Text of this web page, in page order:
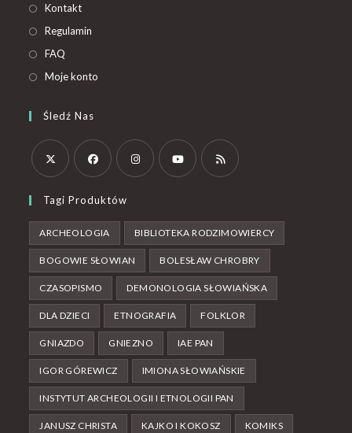
Kontakt
Regulamin
FAQ
Moje konto
Śledź Nas
Tagi Produktów
ARCHEOLOGIA BIBLIOTEKA RODZIMOWIERCY
BOGOWIE SŁOWIAN BOLESŁAW CHROBRY
CZASOPISMO DEMONOLOGIA SŁOWIAŃSKA
DLA DZIECI ETNOGRAFIA FOLKLOR
GNIAZDO GNIEZNO IAE PAN
IGOR GÓREWICZ IMIONA SŁOWIAŃSKIE
INSTYTUT ARCHEOLOGII I ETNOLOGII PAN
JANUSZ CHRISTA KAJKO I KOKOSZ KOMIKS